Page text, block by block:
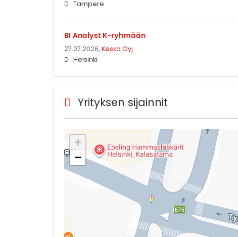
Tampere
BI Analyst K-ryhmään
27.07.2026, Kesko Oyj
Helsinki
Yrityksen sijainnit
+
−